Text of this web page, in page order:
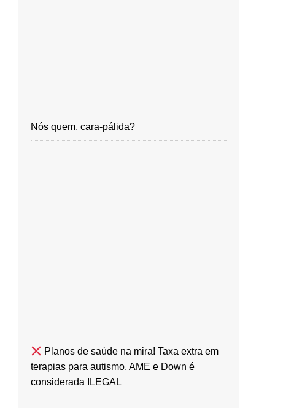
Nós quem, cara-pálida?
Planos de saúde na mira! Taxa extra em
terapias para autismo, AME e Down é
considerada ILEGAL